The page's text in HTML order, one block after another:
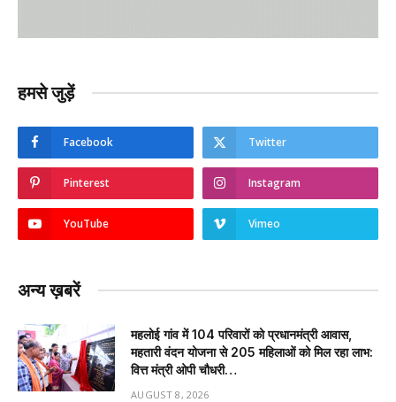
हमसे जुड़ें
Facebook Twitter
Pinterest Instagram
YouTube Vimeo
अन्य ख़बरें
महलोई गांव में 104 परिवारों को प्रधानमंत्री आवास,
महतारी वंदन योजना से 205 महिलाओं को मिल रहा लाभ:
वित्त मंत्री ओपी चौधरी…
AUGUST 8, 2026